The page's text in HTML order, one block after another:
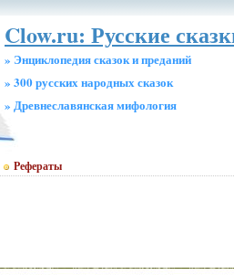
Clow.ru: Русские
» Энциклопедия сказок и преданий
» 300 русских народных сказок
» Древнеславянская мифология
Рефераты